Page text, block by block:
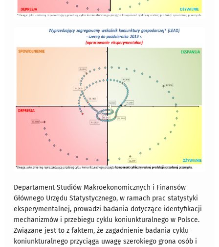
Departament Studiów Makroekonomicznych i Finansów
Głównego Urzędu Statystycznego,w ramach prac statystyki
eksperymentalnej, prowadzi badania dotyczące identyfikacji
mechanizmów i przebiegucyklu koniunkturalnego w Polsce.
Związane jest to z faktem, że zagadnienie badania cyklu
koniunkturalnego przyciąga uwagę szerokiego grona osób i